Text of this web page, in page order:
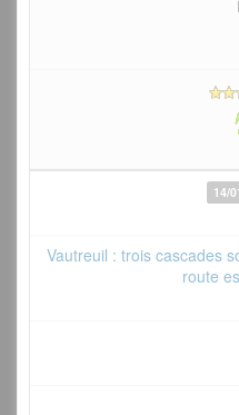
14/
Vautreuil : trois cascades
route